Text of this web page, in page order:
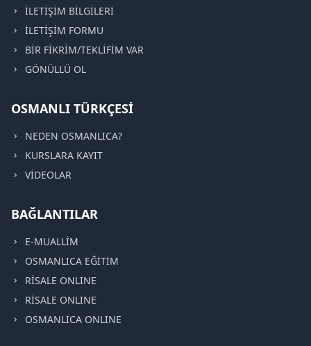
İLETİŞİM BİLGİLERİ
İLETİŞİM FORMU
BİR FİKRİM/TEKLİFİM VAR
GÖNÜLLÜ OL
OSMANLI TÜRKÇESİ
NEDEN OSMANLICA?
KURSLARA KAYIT
VİDEOLAR
BAĞLANTILAR
E-MUALLİM
OSMANLICA EĞİTİM
RİSALE ONLINE
RİSALE ONLINE
OSMANLICA ONLINE